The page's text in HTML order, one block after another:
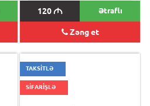
120M Ətraflı
Zəng et
TAKSİTLƏ
SİFARİŞLƏ